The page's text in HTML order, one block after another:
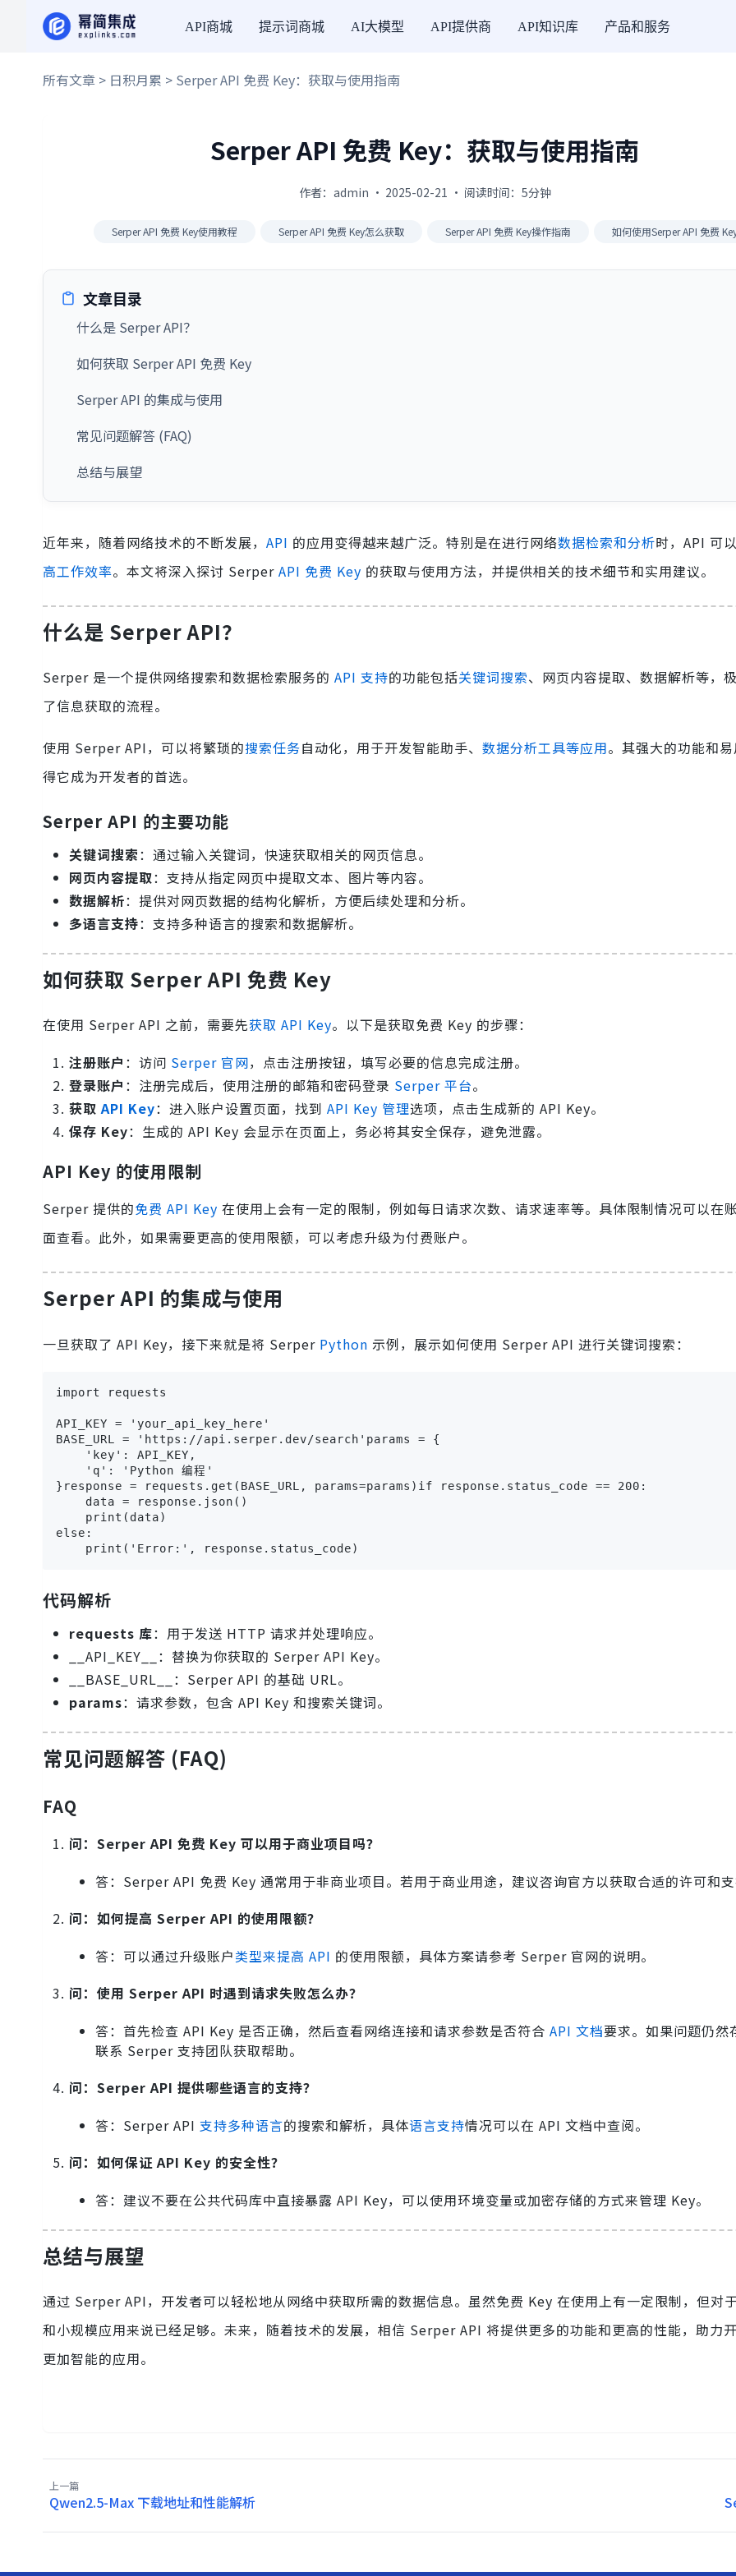
API商城 提示词商城 AI大模型 API提供商 API知识库 产品和服务
所有文章 > 日积月累 > Serper API 免费 Key：获取与使用指南
Serper API 免费 Key：获取与使用指南
作者：admin · 2025-02-21 · 阅读时间：5分钟
Serper API 免费 Key使用教程 Serper API 免费 Key怎么获取 Serper API 免费 Key操作指南 如何使用Serper API 免费
文章目录
什么是 Serper API？
如何获取 Serper API 免费 Key
Serper API 的集成与使用
常见问题解答 (FAQ)
总结与展望
近年来，随着网络技术的不断发展， API 的应用变得越来越广泛。特别是在进行网络数据检索和分析时，API 可
高工作效率。本文将深入探讨 Serper API 免费 Key 的获取与使用方法，并提供相关的技术细节和实用建议。
什么是 Serper API？
Serper 是一个提供网络搜索和数据检索服务的 API 支持的功能包括关键词搜索、网页内容提取、数据解析等，
了信息获取的流程。
使用 Serper API，可以将繁琐的搜索任务自动化，用于开发智能助手、 数据分析工具等应用。其强大的功能和
得它成为开发者的首选。
Serper API 的主要功能
关键词搜索：通过输入关键词，快速获取相关的网页信息。
网页内容提取：支持从指定网页中提取文本、图片等内容。
数据解析：提供对网页数据的结构化解析，方便后续处理和分析。
多语言支持：支持多种语言的搜索和数据解析。
如何获取 Serper API 免费 Key
在使用 Serper API 之前，需要先获取 API Key。以下是获取免费 Key 的步骤：
注册账户 ：访问 Serper 官网，点击注册按钮，填写必要的信息完成注册。
登录账户 ：注册完成后，使用注册的邮箱和密码登录 Serper 平台。
获取API Key：进入账户设置页面，找到 API Key 管理选项，点击生成新的 API Key。
保存 Key：生成的 API Key 会显示在页面上，务必将其安全保存，避免泄露。
API Key 的使用限制
Serper 提供的免费 API Key 在使用上会有一定的限制，例如每日请求次数、请求速率等。具体限制情况可以在
面查看。此外，如果需要更高的使用限额，可以考虑升级为付费账户。
Serper API 的集成与使用
一旦获取了 API Key，接下来就是将 Serper Python 示例，展示如何使用 Serper API 进行关键词搜索：
import requests
API_KEY = 'your_api_key_here'
BASE_URL = 'https://api.serper.dev/search'params = {
    'key': API_KEY,
    'q': 'Python 编程'
}response = requests.get(BASE_URL, params=params)if response.status_code == 200:
    data = response.json()
    print(data)
else:
    print('Error:', response.status_code)
代码解析
requests 库：用于发送 HTTP 请求并处理响应。
__API_KEY__：替换为你获取的 Serper API Key。
__BASE_URL__：Serper API 的基础 URL。
params：请求参数，包含 API Key 和搜索关键词。
常见问题解答 (FAQ)
FAQ
问：Serper API 免费 Key 可以用于商业项目吗？
答：Serper API 免费 Key 通常用于非商业项目。若用于商业用途，建议咨询官方以获取合适的许可和支
问：如何提高 Serper API 的使用限额？
答：可以通过升级账户类型来提高 API 的使用限额，具体方案请参考 Serper 官网的说明。
问：使用 Serper API 时遇到请求失败怎么办？
答：首先检查 API Key 是否正确，然后查看网络连接和请求参数是否符合 API 文档要求。如果问题仍然
联系 Serper 支持团队获取帮助。
问：Serper API 提供哪些语言的支持？
答：Serper API 支持多种语言的搜索和解析，具体语言支持情况可以在 API 文档中查阅。
问：如何保证 API Key 的安全性？
答：建议不要在公共代码库中直接暴露 API Key，可以使用环境变量或加密存储的方式来管理 Key。
总结与展望
通过 Serper API，开发者可以轻松地从网络中获取所需的数据信息。虽然免费 Key 在使用上有一定限制，但对
和小规模应用来说已经足够。未来，随着技术的发展，相信 Serper API 将提供更多的功能和更高的性能，助力
更加智能的应用。
上一篇
Qwen2.5-Max 下载地址和性能解析